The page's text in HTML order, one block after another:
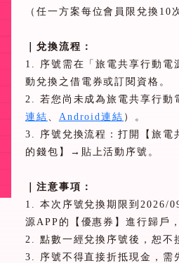
（任一方案每位會員限兌換 10
｜兌換流程：
1. 序號需在「旅電共享行動電
動兌換之借電券或訂閱資格。
2. 若您尚未成為旅電共享行動
連結 、 Android連結 ）。
3. 序號兌換流程：打開【旅電
的錢包】→貼上活動序號。
｜注意事項：
1. 本次序號兌換期限到2026/
源APP 的【優惠券】進行歸戶
2. 點數一經兌換序號後，恕不
3. 序號不得直接折抵現金，需